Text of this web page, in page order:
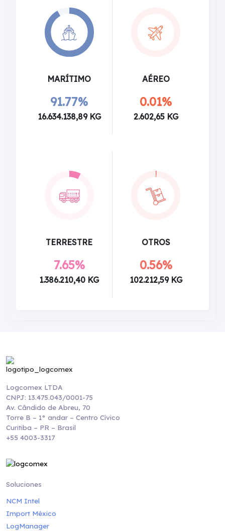
MARÍTIMO
91.77%
16.634.138,89 KG
AÉREO
0.01%
2.602,65 KG
TERRESTRE
7.65%
1.386.210,40 KG
OTROS
0.56%
102.212,59 KG
Logcomex LTDA
CNPJ: 13.475.043/0001-75
Av. Cândido de Abreu, 70
Torre B – 1° andar – Centro Cívico
Curitiba – PR – Brasil
+55 4003-3317
Soluciones
NCM Intel
Import México
LogManager